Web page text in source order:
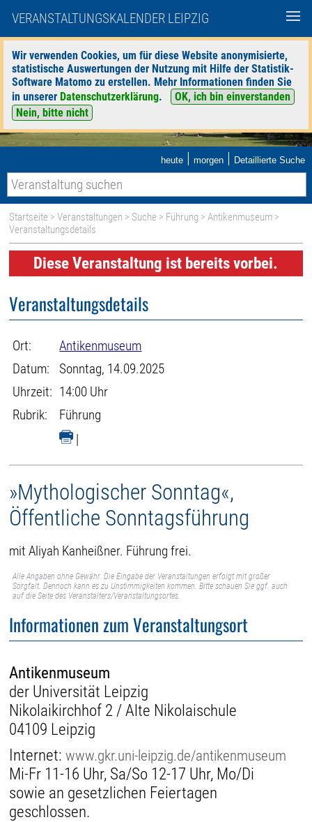
VERANSTALTUNGSKALENDER LEIPZIG
Wir verwenden Cookies, um für diese Website anonymisierte,
statistische Auswertungen der Nutzung mit Hilfe der Statistik-
Software Matomo zu erstellen. Mehr Informationen finden Sie
in unserer Datenschutzerklärung.
OK, ich bin einverstanden
Nein, bitte nicht
heute | morgen | Detaillierte Suche
Startseite >Veranstaltungen > Suche > Führung >Antikenmuseum >
Veranstaltungsdetails
Diese Veranstaltung ist bereits vorbei.
Veranstaltungsdetails
Ort:
Antikenmuseum
Datum:
Sonntag, 14.09.2025
Uhrzeit: 14:00 Uhr
Rubrik:
Führung
|
»Mythologischer Sonntag«,
Öffentliche Sonntagsführung
mit Aliyah Kanheißner. Führung frei.
Alle Angaben ohne Gewähr. Die Eingabe der Veranstaltungen erfolgt mit großer
Sorgfalt. Dennoch kann es zu Unstimmigkeiten kommen. Bitte schauen Sie ggf. auch
auf die Seite des Veranstalters/Veranstaltungsortes.
Informationen zum Veranstaltungsort
Antikenmuseum
der Universität Leipzig
Nikolaikirchhof 2 / Alte Nikolaischule
04109 Leipzig
Internet:www.gkr.uni-leipzig.de/antikenmuseum
Mi-Fr 11-16 Uhr, Sa/So 12-17 Uhr, Mo/Di
sowie an gesetzlichen Feiertagen
geschlossen.